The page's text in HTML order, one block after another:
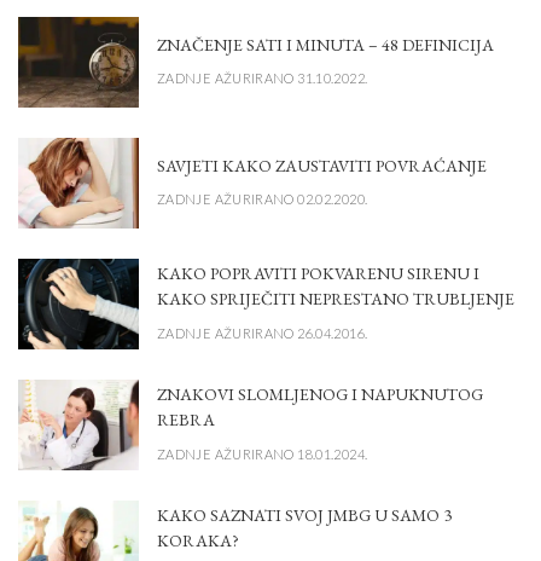
ZNAČENJE SATI I MINUTA – 48 DEFINICIJA
ZADNJE AŽURIRANO 31.10.2022.
SAVJETI KAKO ZAUSTAVITI POVRAĆANJE
ZADNJE AŽURIRANO 02.02.2020.
KAKO POPRAVITI POKVARENU SIRENU I
KAKO SPRIJEČITI NEPRESTANO TRUBLJENJE
ZADNJE AŽURIRANO 26.04.2016.
ZNAKOVI SLOMLJENOG I NAPUKNUTOG
REBRA
ZADNJE AŽURIRANO 18.01.2024.
KAKO SAZNATI SVOJ JMBG U SAMO 3
KORAKA?